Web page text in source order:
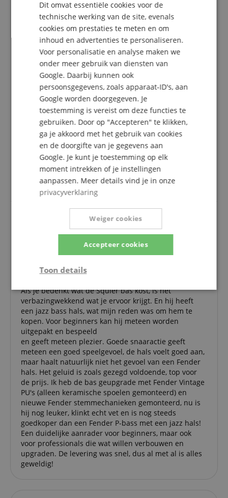
5.0/5.0
Gebaseerd op 1 Beoordeling
5 Sterren
1
4 Sterren
3 Sterren
0
2 Sterren
1 Ster
0
Een herziening van de ratings heeft als volgt
plaatsgevonden: Alleen klanten die in onze online
winkel geregistreerd zijn en het product
daadwerkelijk bij ons hebben gekocht, kunnen in
hun klantenaccount een beoordeling voor het
artikel geven.
Precisiebas met jazz hals
Robertop 01.03.2024
Squier Sonic Precision Bass Black
Deze beoordeling is automatisch vertaald. Originele taal
geverifieerde aankoop
Als je bedenkt wat de Squier bas kost, is het
verbazingwekkend wat je ervoor krijgt. En hij heeft
een jazz bass hals, wat mijn reden was om hem te
kopen. Voor beginners kan hij meteen worden
uitgepakt en bespeeld
en geeft meteen plezier. Goede snaaractie geeft
meteen een goed speelgevoel, de hals voelt goed aan,
maar haalt natuurlijk niet het gevoel van een Fender
hals. Het geluid is zoals gezegd voldoende, top voor
de prijs. Ik heb de bas geupgrade met Fender Vintage
PU's (alleen keramische spoelen gemonteerd) en
nieuwe Fender stemmechanieken gemonteerd, nu is
hij nog leuker, klinkt echt vet en is nog steeds
goedkoper dan een Fender P-bass met een jazz hals!
Een duidelijke aanrader voor beginners, maar ook
voor professionals die wat willen verbouwen en
upgraden. De levering was snel, dus al met al is alles
geweldig!
SPANISH
Dit omvat essentiële cookies voor de
technische werking van de site, evenals
cookies om prestaties te meten en om
inhoud en advertenties te personaliseren.
Voor personalisatie en analyse maken we
onder meer gebruik van diensten van
Google. Daarbij kunnen ook
persoonsgegevens, zoals apparaat-ID's, aan
Google worden doorgegeven. Je
toestemming is vereist om deze functies te
gebruiken. Door op "Accepteren" te klikken,
ga je akkoord met het gebruik van cookies
en de doorgifte van je gegevens aan
Google. Je kunt je toestemming op elk
moment intrekken of je instellingen
aanpassen. Meer details vind je in onze
privacyverklaring
Accepteer cookies
Weiger cookies
Toon details
Strikt
noodzakelijk
Prestatie Gericht op
Functionaliteit
Niet-
geclassificeerd
Strikt noodzakelijk Prestatie
Gericht op
Functionaliteit
Niet-geclassificeerd
Strikt noodzakelijke cookies maken
kernfunctionaliteit van de website mogelijk, zoals
gebruikersaanmelding en accountbeheer. Zonder